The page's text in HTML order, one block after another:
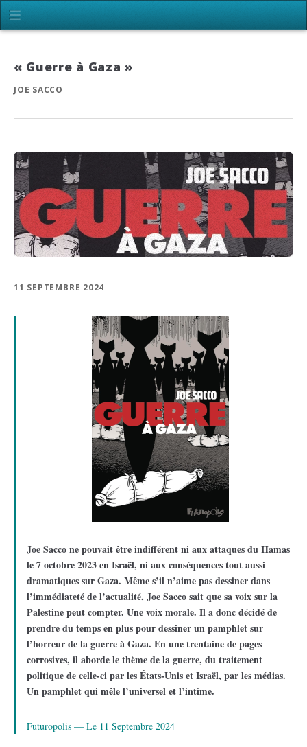
« Guerre à Gaza »
JOE SACCO
11 SEPTEMBRE 2024
Joe Sacco ne pouvait être indifférent ni aux attaques du Hamas
le 7 octobre 2023 en Israël, ni aux conséquences tout aussi
dramatiques sur Gaza. Même s’il n’aime pas dessiner dans
l’immédiateté de l’actualité, Joe Sacco sait que sa voix sur la
Palestine peut compter. Une voix morale. Il a donc décidé de
prendre du temps en plus pour dessiner un pamphlet sur
l’horreur de la guerre à Gaza. En une trentaine de pages
corrosives, il aborde le thème de la guerre, du traitement
politique de celle-ci par les États-Unis et Israël, par les médias.
Un pamphlet qui mêle l’universel et l’intime.
Futuropolis — Le 11 Septembre 2024